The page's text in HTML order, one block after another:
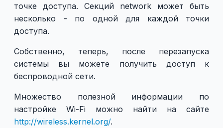
точке доступа. Секций network может быть
несколько - по одной для каждой точки
доступа.
Собственно, теперь, после перезапуска
системы вы можете получить доступ к
беспроводной сети.
Множество полезной информации по
настройке Wi-Fi можно найти на сайте
http://wireless.kernel.org/.